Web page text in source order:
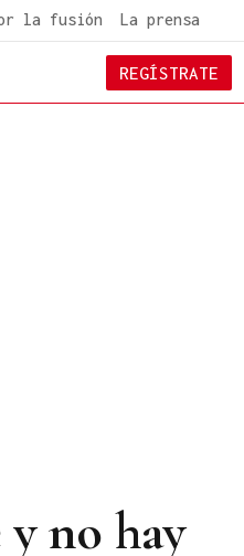
la fusión La prensa
REGÍSTRATE
no hay